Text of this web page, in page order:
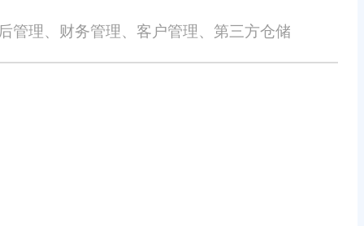
管理、财务管理、客户管理、第三方仓储